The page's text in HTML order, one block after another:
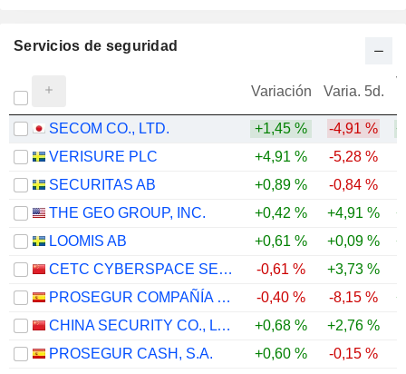
Servicios de seguridad
Variación Varia. 5d.
SECOM CO., LTD. +1,45 % -4,91 %
VERISURE PLC
+4,91 %
-5,28 %
SECURITAS AB
+0,89 % -0,84 %
THE GEO GROUP, INC.
+0,42 % +4,91 %
LOOMIS AB
+0,61 % +0,09 %
CETC CYBERSPACE SECURITY TECHNOLOGY CO., LTD.
-0,61 % +3,73 %
PROSEGUR COMPAÑÍA DE SEGURIDAD, S.A.
-0,40 % -8,15 %
CHINA SECURITY CO., LTD.
+0,68 % +2,76 %
PROSEGUR CASH, S.A.
+0,60 % -0,15 %